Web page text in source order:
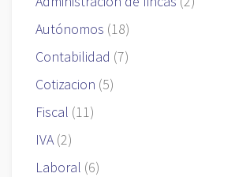
Autónomos (18)
Contabilidad (7)
Cotizacion (5)
Fiscal (11)
IVA(2)
Laboral (6)